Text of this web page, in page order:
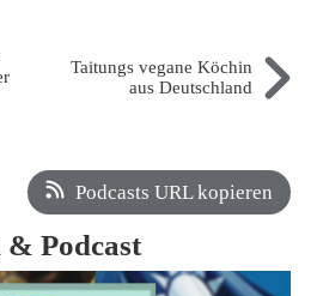
Taitungs vegane Köchin
aus Deutschland
Podcasts URL kopieren
& Podcast